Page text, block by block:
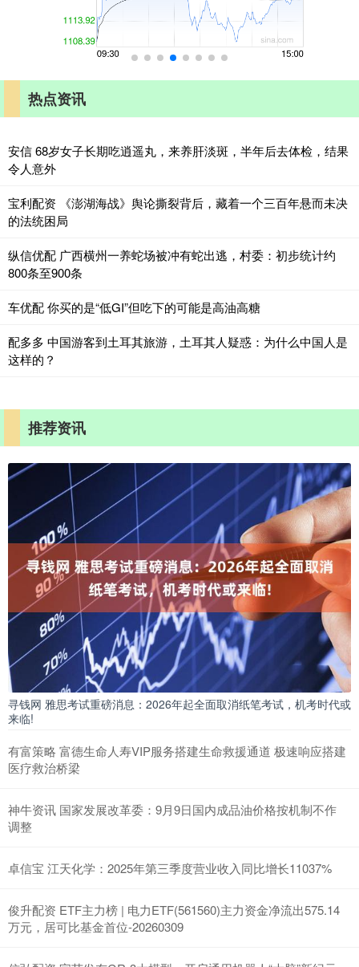
热点资讯
安信 68岁女子长期吃逍遥丸，来养肝淡斑，半年后去体检，结果
令人意外
宝利配资 《澎湖海战》舆论撕裂背后，藏着一个三百年悬而未决
的法统困局
纵信优配 广西横州一养蛇场被冲有蛇出逃，村委：初步统计约
800条至900条
车优配 你买的是“低GI”但吃下的可能是高油高糖
配多多 中国游客到土耳其旅游，土耳其人疑惑：为什么中国人是
这样的？
推荐资讯
寻钱网 雅思考试重磅消息：2026年起全面取消纸笔考试，机考时代或
来临!
有富策略 富德生命人寿VIP服务搭建生命救援通道 极速响应搭建
医疗救治桥梁
神牛资讯 国家发展改革委：9月9日国内成品油价格按机制不作
调整
卓信宝 江天化学：2025年第三季度营业收入同比增长11037%
俊升配资 ETF主力榜 | 电力ETF(561560)主力资金净流出575.14
万元，居可比基金首位-20260309